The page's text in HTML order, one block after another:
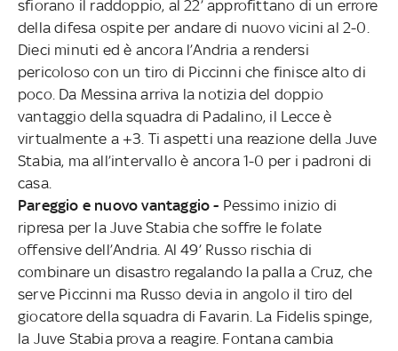
sfiorano il raddoppio, al 22’ approfittano di un errore
della difesa ospite per andare di nuovo vicini al 2-0.
Dieci minuti ed è ancora l’Andria a rendersi
pericoloso con un tiro di Piccinni che finisce alto di
poco. Da Messina arriva la notizia del doppio
vantaggio della squadra di Padalino, il Lecce è
virtualmente a +3. Ti aspetti una reazione della Juve
Stabia, ma all’intervallo è ancora 1-0 per i padroni di
casa.
Pareggio e nuovo vantaggio - Pessimo inizio di
ripresa per la Juve Stabia che soffre le folate
offensive dell’Andria. Al 49’ Russo rischia di
combinare un disastro regalando la palla a Cruz, che
serve Piccinni ma Russo devia in angolo il tiro del
giocatore della squadra di Favarin. La Fidelis spinge,
la Juve Stabia prova a reagire. Fontana cambia